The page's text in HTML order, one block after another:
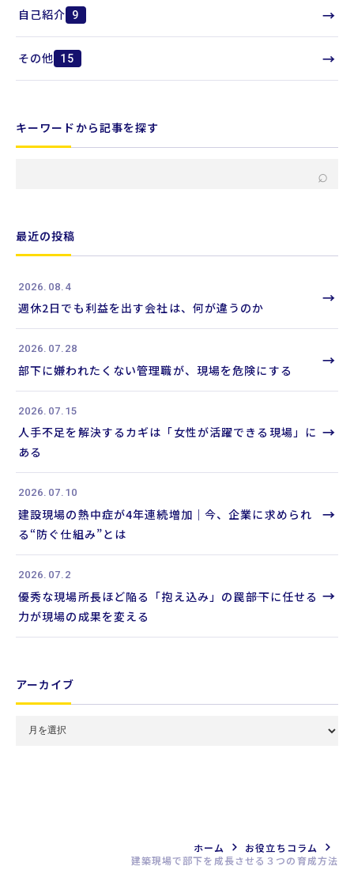
自己紹介 9 →
その他 15 →
キーワードから記事を探す
ー
ド
ら
記
事
を
検
索
⌕
最近の投稿
2026.08.4
週休2日でも利益を出す会社は、何が違うのか
→
2026.07.28
部下に嫌われたくない管理職が、現場を危険にする
→
2026.07.15
人手不足を解決するカギは「女性が活躍できる現場」に
ある
→
2026.07.10
建設現場の熱中症が4年連続増加｜今、企業に求められ
る“防ぐ仕組み”とは
→
2026.07.2
優秀な現場所長ほど陥る「抱え込み」の罠――部下に任せる
力が現場の成果を変える
→
アーカイブ
ホーム
お役立ちコラム
建築現場で部下を成長させる３つの育成方法